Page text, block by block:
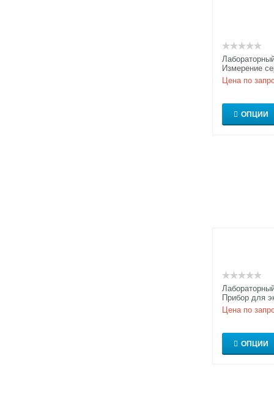
Измерение
водорода и
Ридберга
Цена по
ОПЦИИ
Прибор для
(с
Цена по
ОПЦИИ